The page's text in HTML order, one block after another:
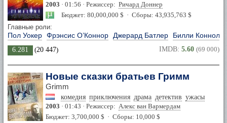
2003 · 01:56 · Режиссер: Ричард Доннер
Бюджет: 80,000,000 $ · Сборы: 43,935,763 $
Главные роли:
Пол Уокер Фрэнсис О’Коннор Джерард Батлер Билли
6.281 (20 447) IMDB: 5.60 (69 000)
Новые сказки братьев Гримм
Grimm
комедия приключения драма детектив ужасы
2003 · 01:43 · Режиссер: Алекс ван Вармердам
Бюджет: 3,700,000 $ · Сборы: 10,000 $